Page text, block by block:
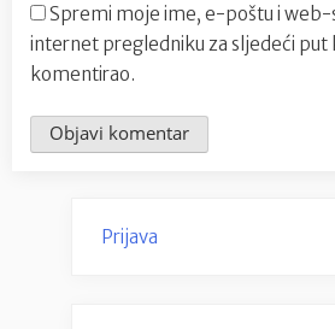
Spremi moje ime, e-poštu i web-
internet pregledniku za sljedeći put
komentirao.
Prijava